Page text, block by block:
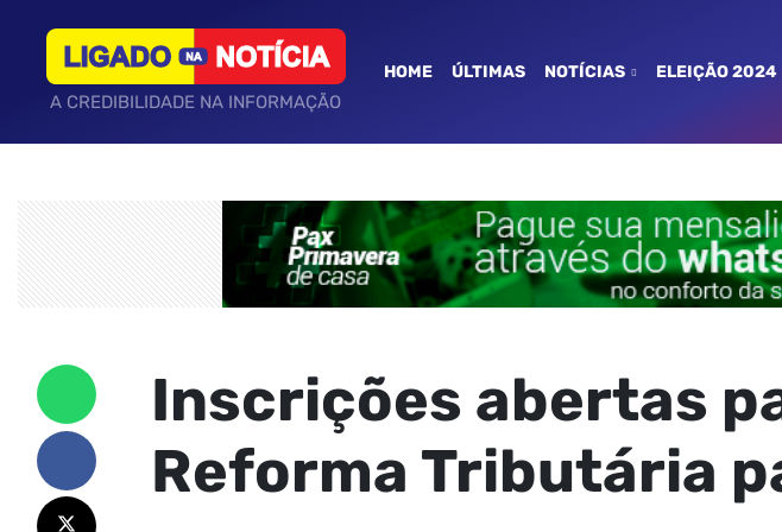
A CREDIBILIDADE NA INFORMAÇÃO
HOME ÚLTIMAS NOTÍCIAS ELEIÇÃO 2024
Inscrições abertas
Reforma Tributária